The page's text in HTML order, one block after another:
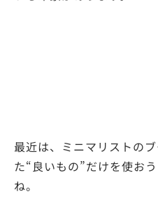
最近は、ミニマリストの
た“良いもの”だけを使お
ね。